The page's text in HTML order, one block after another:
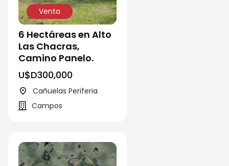
Venta
6 Hectáreas en Alto
Las Chacras,
Camino Panelo.
U$D300,000
Cañuelas Periferia
Campos